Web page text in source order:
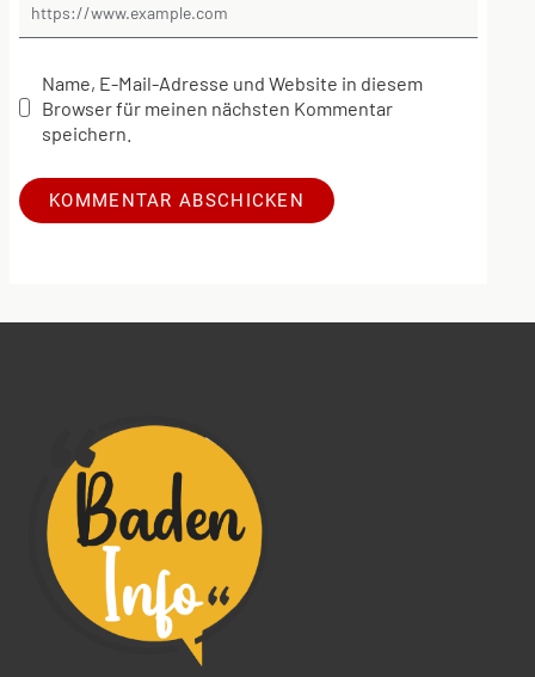
Name, E-Mail-Adresse und Website in diesem
Browser für meinen nächsten Kommentar
speichern.